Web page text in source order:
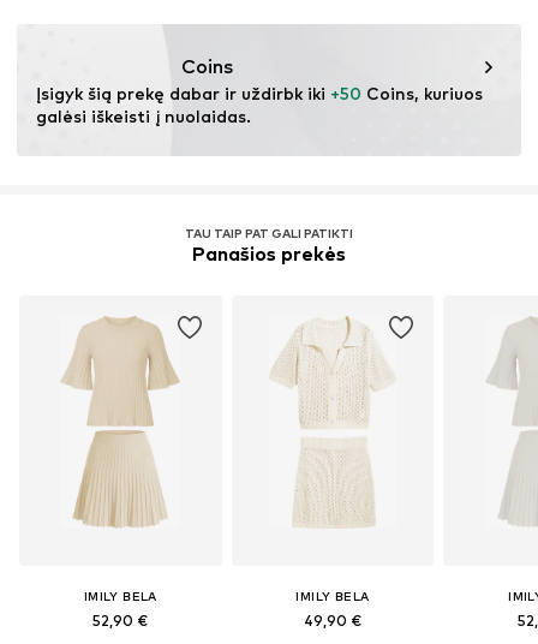
Coins
Įsigyk šią prekę dabar ir uždirbk iki +50 Coins, kuriuos
galėsi iškeisti į nuolaidas.
TAU TAIP PAT GALI PATIKTI
Panašios prekės
IMILY BELA
52,90 €
IMILY BELA
49,90 €